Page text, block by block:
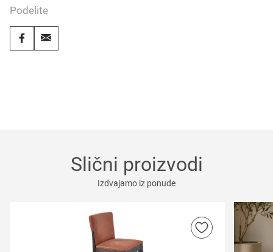
Podelite
Slični proizvodi
Izdvajamo iz ponude